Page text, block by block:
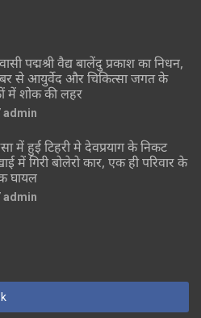
पद्मश्री वैद्य बालेंदु प्रकाश का निधन,
से आयुर्वेद और चिकित्सा जगत के
में शोक की लहर
admin
में हुई टिहरी मे देवप्रयाग के निकट
में गिरी बोलेरो कार, एक ही परिवार के
घायल
admin